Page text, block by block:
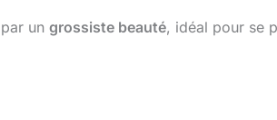
un grossiste beauté, idéal pour se